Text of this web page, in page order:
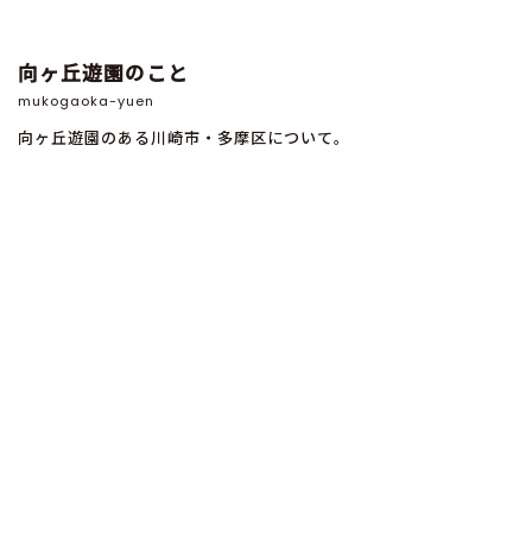
向ヶ丘遊園のこと
mukogaoka-yuen
向ヶ丘遊園のある川崎市・多摩区について。